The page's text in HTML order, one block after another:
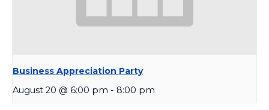
Business Appreciation Party
August 20 @ 6:00 pm - 8:00 pm